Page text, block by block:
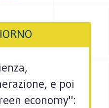
e poi
economy":